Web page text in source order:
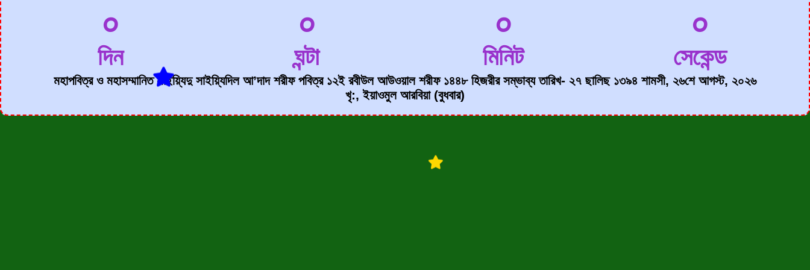
০
দিন
০
ঘন্টা
০
মিনিট
০
সেকেন্ড
মহাপবিত্র ও মহাসম্মানিত সাইয়্যিদু সাইয়্যিদিল আ’দাদ শরীফ পবিত্র ১২ই রবীউল আউওয়াল শরীফ ১৪৪৮ হিজরীর সম্ভাব্য তারিখ- ২৭ ছালিছ ১৩৯৪ শামসী, ২৬শে আগস্ট, ২০২৬
খৃ:, ইয়াওমুল আরবিয়া (বুধবার)